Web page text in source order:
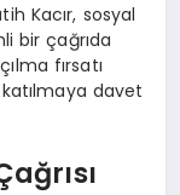
Kacır, sosyal
bir çağrıda
fırsatı
davet